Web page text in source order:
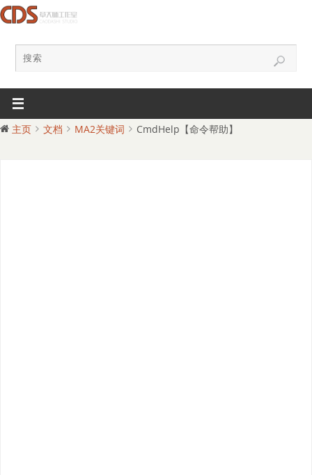
主页 文档 MA2关键词 CmdHelp【命令帮助】